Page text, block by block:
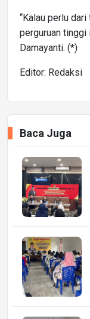
“Kalau perlu
perguruan tinggi
Damayanti. (*)
Editor: Redaksi
Baca Juga